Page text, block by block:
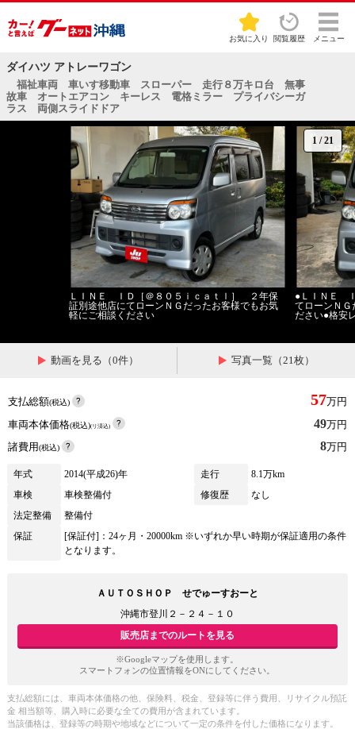
お気に入り 閲覧履歴 メニュー
ダイハツ アトレーワゴン
福祉車両 車いす移動車 スローパー 走行８万キロ台 無事
故車 オートエアコン キーレス 電格ミラー プライバシーガ
ラス 両側スライドドア
1 /21
ＬＩＮＥ ＩＤ［＠８０５ｉｃａｔｌ］ ２年保
証別途他店にてローンＮＧだったお客様でもお気
軽にご相談ください
●ＬＩＮＥ
てローンＮＧ
ださい●格安
動画を見る（0件） 写真一覧（21枚）
支払総額(税込) 57万円
車両本体価格(税込)(リ済込) 49万円
諸費用(税込) 8万円
年式 2014(平成26)年 走行
8.1万km
車検
車検整備付 修復歴
なし
法定整備
整備付
保証
[保証付]：24ヶ月・20000km ※いずれか早い時期が保証適用の条件
となります。
ＡＵＴＯＳＨＯＰ せでゅーすおーと
沖縄市登川２－２４－１０
販売店までのルートを見る
※Googleマップを使用します。
スマートフォンの位置情報をONにしてください。
支払総額には、車両本体価格の他、保険料、税金、登録等に伴う費用、リサイクル預託
金 相当額等、購入時に必要な全ての費用が含まれています。
当該価格は、登録等の時期や地域などについて一定の条件を付した価格になります。